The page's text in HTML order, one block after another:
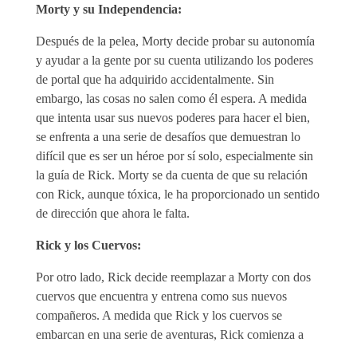
Morty y su Independencia:
Después de la pelea, Morty decide probar su autonomía
y ayudar a la gente por su cuenta utilizando los poderes
de portal que ha adquirido accidentalmente. Sin
embargo, las cosas no salen como él espera. A medida
que intenta usar sus nuevos poderes para hacer el bien,
se enfrenta a una serie de desafíos que demuestran lo
difícil que es ser un héroe por sí solo, especialmente sin
la guía de Rick. Morty se da cuenta de que su relación
con Rick, aunque tóxica, le ha proporcionado un sentido
de dirección que ahora le falta.
Rick y los Cuervos:
Por otro lado, Rick decide reemplazar a Morty con dos
cuervos que encuentra y entrena como sus nuevos
compañeros. A medida que Rick y los cuervos se
embarcan en una serie de aventuras, Rick comienza a